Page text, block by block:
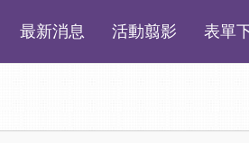
最新消息 活動翦影 表單